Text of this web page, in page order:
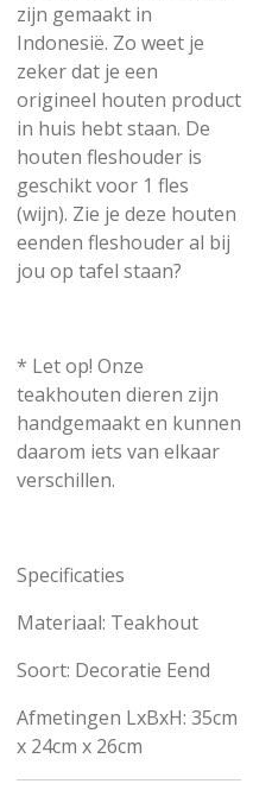
zijn gemaakt in
Indonesië. Zo weet je
zeker dat je een
origineel houten product
in huis hebt staan. De
houten fleshouder is
geschikt voor 1 fles
(wijn). Zie je deze houten
eenden fleshouder al bij
jou op tafel staan?
* Let op! Onze
teakhouten dieren zijn
handgemaakt en kunnen
daarom iets van elkaar
verschillen.
Specificaties
Materiaal: Teakhout
Soort: Decoratie Eend
Afmetingen LxBxH: 35cm
x 24cm x 26cm